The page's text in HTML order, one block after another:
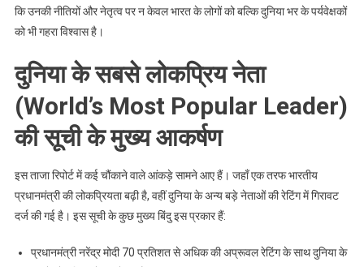
कि उनकी नीतियों और नेतृत्व पर न केवल भारत के लोगों को बल्कि दुनिया भर के पर्यवेक्षकों
को भी गहरा विश्वास है।
दुनिया के सबसे लोकप्रिय नेता
(World’s Most Popular Leader)
की सूची के मुख्य आकर्षण
इस ताजा रिपोर्ट में कई चौंकाने वाले आंकड़े सामने आए हैं। जहाँ एक तरफ भारतीय
प्रधानमंत्री की लोकप्रियता बढ़ी है, वहीं दुनिया के अन्य बड़े नेताओं की रेटिंग में गिरावट
दर्ज की गई है। इस सूची के कुछ मुख्य बिंदु इस प्रकार हैं:
प्रधानमंत्री नरेंद्र मोदी 70 प्रतिशत से अधिक की अप्रूवल रेटिंग के साथ दुनिया के